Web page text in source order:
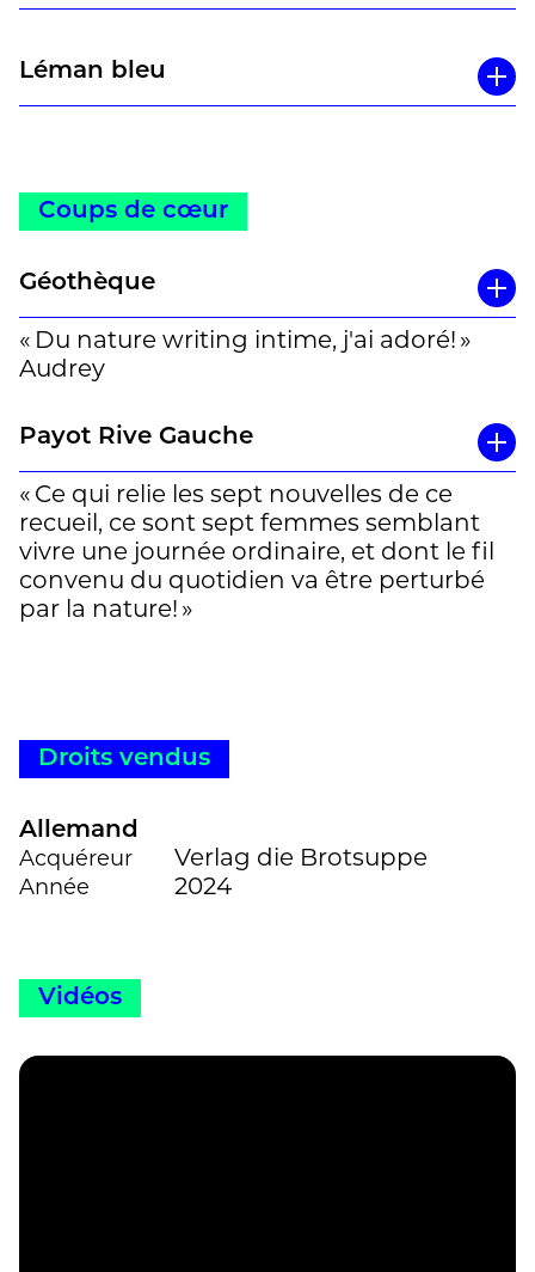
Léman bleu
Coups de cœur
Géothèque
« Du nature writing intime, j'ai adoré! »
Audrey
Payot Rive Gauche
« Ce qui relie les sept nouvelles de ce
recueil, ce sont sept femmes semblant
vivre une journée ordinaire, et dont le fil
convenu du quotidien va être perturbé
par la nature! »
Droits vendus
Allemand
Acquéreur Verlag die Brotsuppe
Année 2024
Vidéos